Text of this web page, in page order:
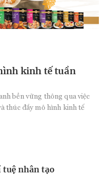
kinh tế tuần
bền vững thông qua việc
thúc đẩy mô hình kinh tế
tuệ nhân tạo
và tham vọng lật
bảo vệ sức khỏe